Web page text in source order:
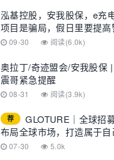
泓基控股，安我股保，e充
项目是骗局，假日里要提
骗！
09-30 阅读(6.0k)
奥拉丁/奇迹盟会/安我股保 |
震哥紧急提醒
08-31 阅读(3.9k)
荐
GLOTURE｜全球招
布局全球市场，打造属于
想增加收入？想打造团队？
07-30 5.0k